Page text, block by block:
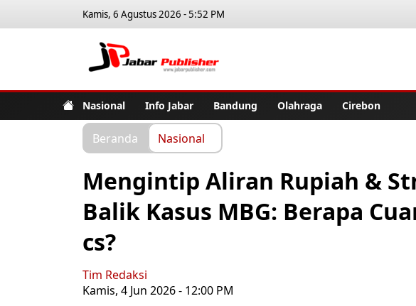
Kamis, 6 Agustus 2026 - 5:52 PM
Nasional Info Jabar Bandung Olahraga Cirebon
Beranda Nasional
Mengintip Aliran Rupiah &
Balik Kasus MBG: Berapa
cs?
Tim Redaksi
Kamis, 4 Jun 2026 - 12:00 PM